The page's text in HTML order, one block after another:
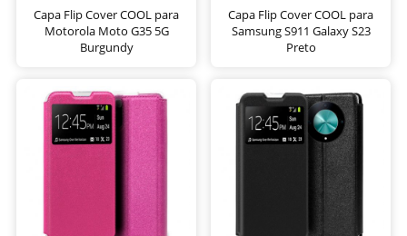
Capa Flip Cover COOL para
Motorola Moto G35 5G
Burgundy
Capa Flip Cover COOL para
Samsung S911 Galaxy S23
Preto